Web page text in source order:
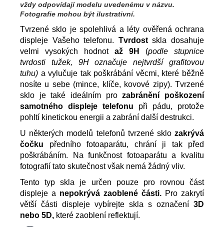
vždy odpovídají modelu uvedenému v názvu.
Fotografie mohou být ilustrativní.
Tvrzené sklo je spolehlivá a léty ověřená ochrana
displeje Vašeho telefonu. Tvrdostskla dosahuje
velmi vysokých hodnot až 9H (podle stupnice
tvrdosti tužek, 9H označuje nejtvrdší grafitovou
tuhu) a vylučuje tak poškrábání věcmi, které běžně
nosíte u sebe (mince, klíče, kovové zipy). Tvrzené
sklo je také ideálním prozabránění poškození
samotného displeje telefonu při pádu, protože
pohltí kinetickou energii a zabrání další destrukci.
U některých modelů telefonů tvrzené sklo zakrývá
čočku předního fotoaparátu, chrání ji tak před
poškrábáním. Na funkčnost fotoaparátu a kvalitu
fotografií tato skutečnost však nemá žádný vliv.
Tento typ skla je určen pouze pro rovnou část
displeje a nepokrývá zaoblené části. Pro zakrytí
větší části displeje vybírejte skla s označení 3D
nebo 5D, které zaoblení reflektují.